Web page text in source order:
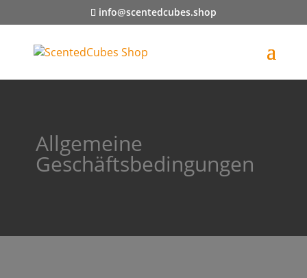
info@scentedcubes.shop
Allgemeine
Geschäftsbedingungen